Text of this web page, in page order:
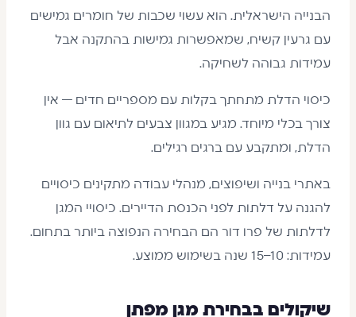
הבנייה הישראלית. הוא עשוי שכבות של חומרים גמישים
עם גרעין קשיח, שמאפשרות גמישות בהתקנה אבל
עמידות גבוהה לשחיקה.
כיסוי הדלת מתחתך בקלות עם מספריים חדים — אין
צורך בכלי מיוחד. מגיע במגוון צבעים לתיאום עם גוון
הדלת, ומתקבע עם ברגים רגילים.
באתרי בנייה ושיפוצים, מנהלי עבודה מתקינים כיסויים
להגנה על דלתות לפני הכנסת הדיירים. כיסויי המגן
לדלתות של פרו דור הם הבחירה הנפוצה ביותר בתחום.
עמידות: 10–15 שנה בשימוש ממוצע.
שיקולים בבחירת מגן מפתן